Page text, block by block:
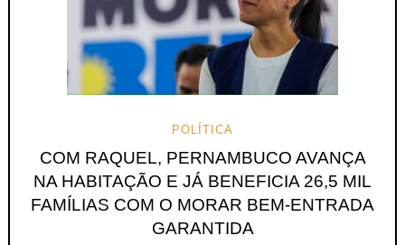
POLÍTICA
COM RAQUEL, PERNAMBUCO AVANÇA
NA HABITAÇÃO E JÁ BENEFICIA 26,5 MIL
FAMÍLIAS COM O MORAR BEM-ENTRADA
GARANTIDA